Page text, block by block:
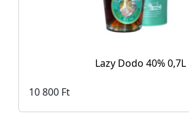
Lazy Dodo 40% 0,7L
10 800 Ft